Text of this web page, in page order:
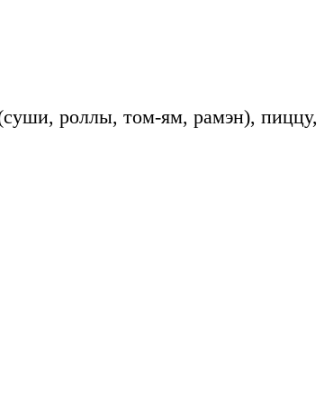
роллы, том-ям, рамэн), пиццу,